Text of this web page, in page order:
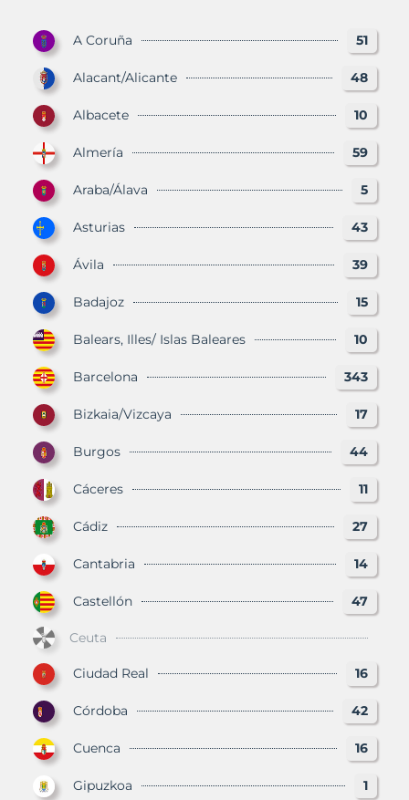
A Coruña 51
Alacant/Alicante 48
Albacete 10
Almería 59
Araba/Álava 5
Asturias 43
Ávila 39
Badajoz 15
Balears, Illes/ Islas Baleares 10
Barcelona 343
Bizkaia/Vizcaya 17
Burgos 44
Cáceres 11
Cádiz 27
Cantabria 14
Castellón 47
Ceuta
Ciudad Real 16
Córdoba 42
Cuenca 16
Gipuzkoa 1